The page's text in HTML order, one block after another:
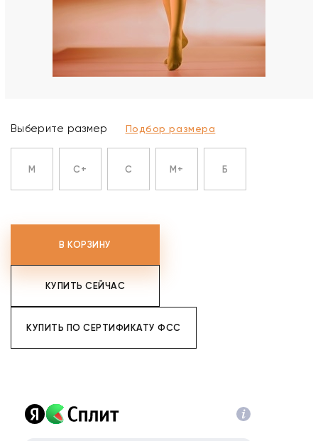
Выберите размер Подбор размера
M C+ C M+ Б
В КОРЗИНУ
КУПИТЬ СЕЙЧАС
КУПИТЬ ПО СЕРТИФИКАТУ ФСС